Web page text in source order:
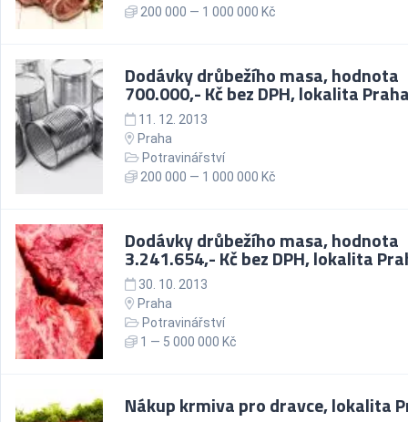
200 000 — 1 000 000 Kč
Dodávky drůbežího masa, hodnota
700.000,- Kč bez DPH, lokalita
11. 12. 2013
Praha
Potravinářství
200 000 — 1 000 000 Kč
Dodávky drůbežího masa, hodnota
3.241.654,- Kč bez DPH, lokalita
30. 10. 2013
Praha
Potravinářství
1 — 5 000 000 Kč
Nákup krmiva pro dravce, lokalita